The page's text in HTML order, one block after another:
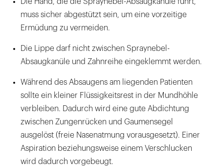
muss sicher abgestützt sein, um eine vorzeitige
Ermüdung zu vermeiden.
Die Lippe darf nicht zwischen Spraynebel-
Absaugkanüle und Zahnreihe eingeklemmt werden.
Während des Absaugens am liegenden Patienten
sollte ein kleiner Flüssigkeitsrest in der Mundhöhle
verbleiben. Dadurch wird eine gute Abdichtung
zwischen Zungenrücken und Gaumensegel
ausgelöst (freie Nasenatmung vorausgesetzt). Einer
Aspiration beziehungsweise einem Verschlucken
wird dadurch vorgebeugt.